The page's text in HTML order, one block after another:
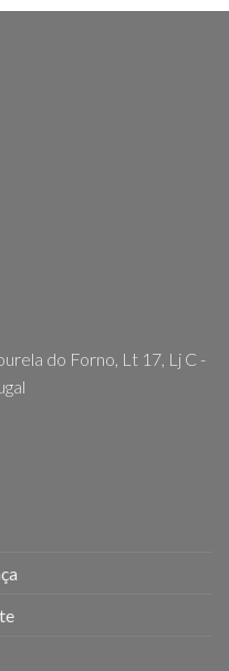
do Forno, Lt 17, Lj C -